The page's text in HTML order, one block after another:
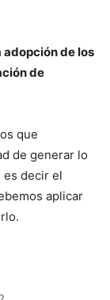
adopción de los
de
que
de generar lo
es decir el
aplicar